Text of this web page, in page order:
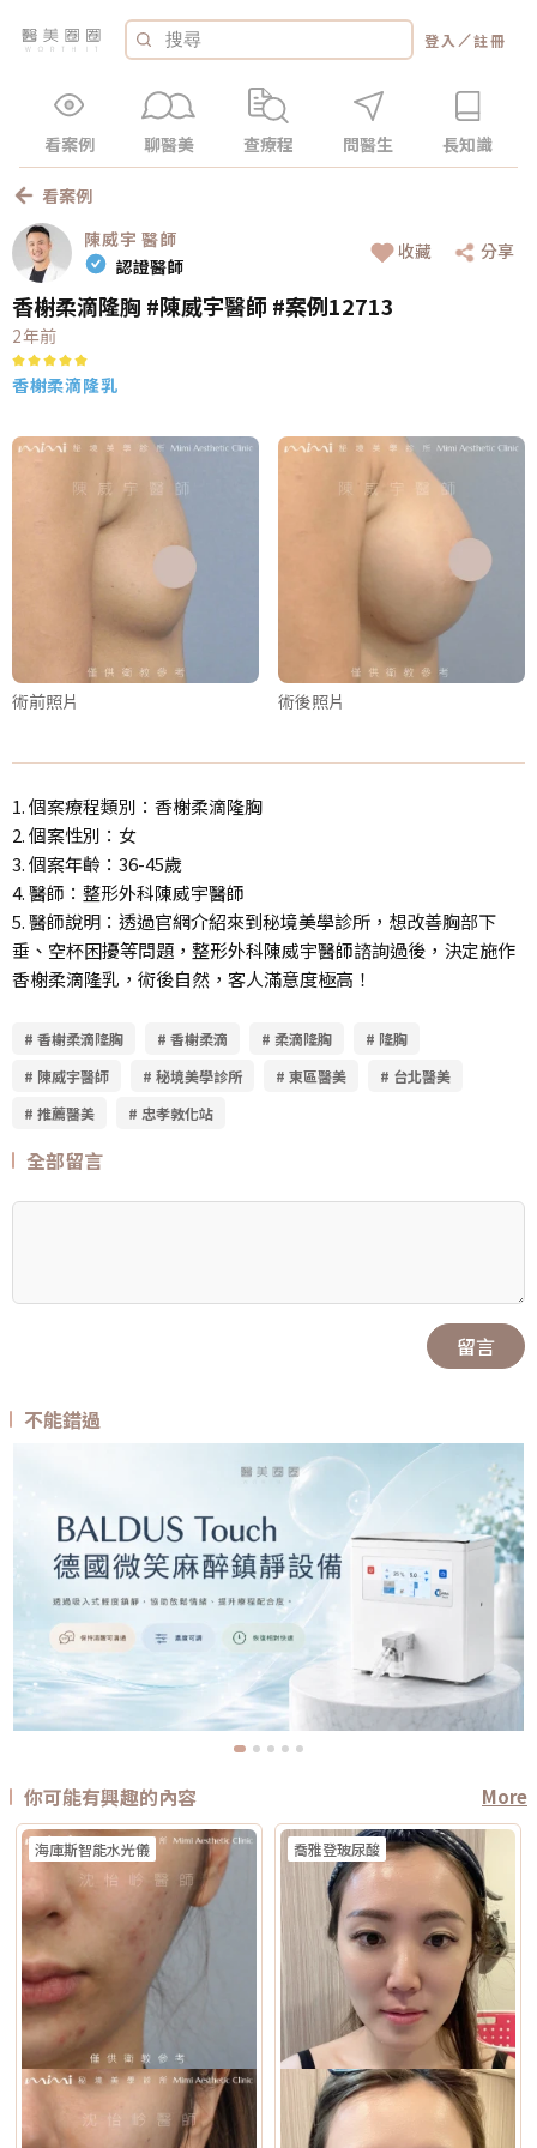
登入 ／註冊
看案例 聊醫美 查療程 問醫生 長知識
看案例
陳威宇 醫師
認證醫師
收藏 分享
香榭柔滴隆胸 #陳威宇醫師 #案例12713
2年前
香榭柔滴隆乳
術前照片 術後照片
1. 個案療程類別：香榭柔滴隆胸
2. 個案性別：女
3. 個案年齡：36-45歲
4. 醫師：整形外科陳威宇醫師
5. 醫師說明：透過官網介紹來到秘境美學診所，想改善胸部下
垂、空杯困擾等問題，整形外科陳威宇醫師諮詢過後，決定施作
香榭柔滴隆乳，術後自然，客人滿意度極高！
# 香榭柔滴隆胸 # 香榭柔滴 # 柔滴隆胸
# 隆胸
# 陳威宇醫師
# 秘境美學診所 # 東區醫美
# 台北醫美
# 推薦醫美
# 忠孝敦化站
全部留言
留言
不能錯過
你可能有興趣的內容 More
海庫斯智能水光儀 喬雅登玻尿酸